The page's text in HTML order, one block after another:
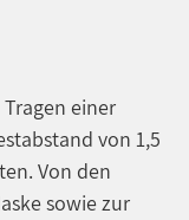
einer
von 1,5
Von den
sowie zur